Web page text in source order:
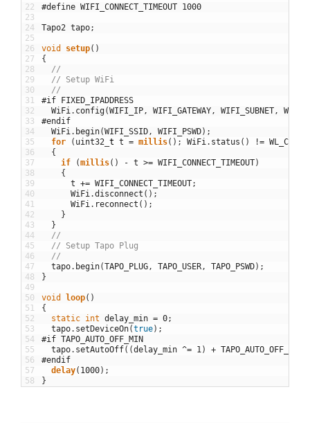
22
23
24
25
26
27
28
29
30
31
32
33
34
35
36
37
38
39
40
41
42
43
44
45
46
47
48
49
50
51
52
53
54
55
56
57
58
#define WIFI_CONNECT_TIMEOUT 1000
Tapo2 tapo;
void setup( )
{
//
// Setup WiFi
//
#if FIXED_IPADDRESS
WiFi . config(WIFI_IP , WIFI_GATEWAY , WIFI_SUBNET ,
#endif
WiFi . begin(WIFI_SSID , WIFI_PSWD) ;
for
( uint32 t t = millis( ) ; WiFi . status ( ) !=
{
if
(millis( ) - t >= WIFI_CONNECT_TIMEOUT)
{
t += WIFI_CONNECT_TIMEOUT;
WiFi .disconnect ( ) ;
WiFi . reconnect ( ) ;
}
}
//
// Setup Tapo Plug
//
tapo. begin(TAPO_PLUG , TAPO_USER , TAPO_PSWD) ;
}
void loop( )
{
static int delay_min = 0;
tapo. setDeviceOn(true) ;
#if TAPO_AUTO_OFF_MIN
tapo. setAutoOff( (delay_min ^= 1 ) + TAPO_AUTO_OFF_MIN
#endif
delay( 1000) ;
}